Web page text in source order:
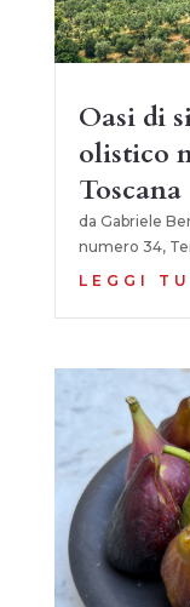
Oasi di
olistico
Toscana
da Gabriele
numero 34,
LEGGI